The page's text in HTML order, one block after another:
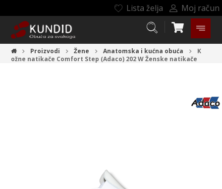
Lista želja Moj račun
Proizvodi Žene Anatomska i kućna obuća
K
ožne natikače Comfort Step (Adaco) 202 WŽenske natikače